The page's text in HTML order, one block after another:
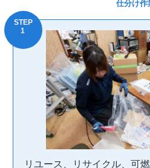
仕分け作
リユース、リサイクル、可